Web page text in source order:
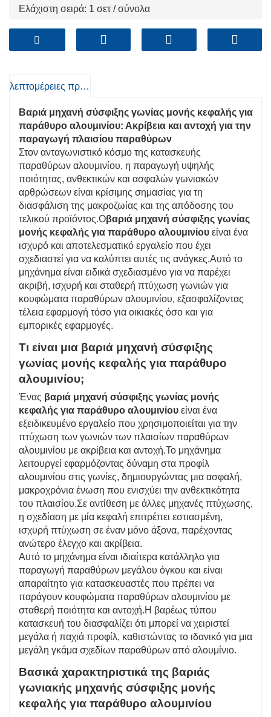
Ελάχιστη σειρά: 1 σετ / σύνολα
λεπτομέρειες προιόντος
Βαριά μηχανή σύσφιξης γωνίας μονής κεφαλής για
παράθυρο αλουμινίου: Ακρίβεια και αντοχή για την
παραγωγή πλαισίου παραθύρων
Στον ανταγωνιστικό κόσμο της κατασκευής
παραθύρων αλουμινίου, η παραγωγή υψηλής
ποιότητας, ανθεκτικών και ασφαλών γωνιακών
αρθρώσεων είναι κρίσιμης σημασίας για τη
διασφάλιση της μακροζωίας και της απόδοσης του
τελικού προϊόντος.Οβαριά μηχανή σύσφιξης γωνίας
μονής κεφαλής για παράθυρο αλουμινίου είναι ένα
ισχυρό και αποτελεσματικό εργαλείο που έχει
σχεδιαστεί για να καλύπτει αυτές τις ανάγκες.Αυτό το
μηχάνημα είναι ειδικά σχεδιασμένο για να παρέχει
ακριβή, ισχυρή και σταθερή πτύχωση γωνιών για
κουφώματα παραθύρων αλουμινίου, εξασφαλίζοντας
τέλεια εφαρμογή τόσο για οικιακές όσο και για
εμπορικές εφαρμογές.
Τι είναι μια βαριά μηχανή σύσφιξης
γωνίας μονής κεφαλής για παράθυρο
αλουμινίου;
Ένας βαριά μηχανή σύσφιξης γωνίας μονής
κεφαλής για παράθυρο αλουμινίου είναι ένα
εξειδικευμένο εργαλείο που χρησιμοποιείται για την
πτύχωση των γωνιών των πλαισίων παραθύρων
αλουμινίου με ακρίβεια και αντοχή.Το μηχάνημα
λειτουργεί εφαρμόζοντας δύναμη στα προφίλ
αλουμινίου στις γωνίες, δημιουργώντας μια ασφαλή,
μακροχρόνια ένωση που ενισχύει την ανθεκτικότητα
του πλαισίου.Σε αντίθεση με άλλες μηχανές πτύχωσης,
η σχεδίαση με μία κεφαλή επιτρέπει εστιασμένη,
ισχυρή πτύχωση σε έναν μόνο άξονα, παρέχοντας
ανώτερο έλεγχο και ακρίβεια.
Αυτό το μηχάνημα είναι ιδιαίτερα κατάλληλο για
παραγωγή παραθύρων μεγάλου όγκου και είναι
απαραίτητο για κατασκευαστές που πρέπει να
παράγουν κουφώματα παραθύρων αλουμινίου με
σταθερή ποιότητα και αντοχή.Η βαρέως τύπου
κατασκευή του διασφαλίζει ότι μπορεί να χειριστεί
μεγάλα ή παχιά προφίλ, καθιστώντας το ιδανικό για μια
μεγάλη γκάμα σχεδίων παραθύρων από αλουμίνιο.
Βασικά χαρακτηριστικά της βαριάς
γωνιακής μηχανής σύσφιξης μονής
κεφαλής για παράθυρο αλουμινίου